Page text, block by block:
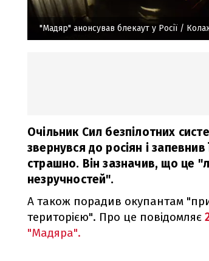
"Мадяр" анонсував блекаут у Росії /
Очільник Сил безпілотних
звернувся до росіян і
страшно. Він зазначив, що це
незручностей".
А також порадив окупантам
територією". Про це повідомляє
"Мадяра".